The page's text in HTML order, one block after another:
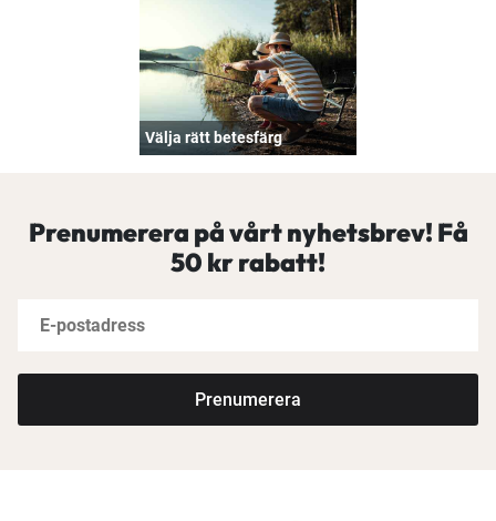
Välja rätt betesfärg
Prenumerera på vårt nyhetsbrev! Få
50 kr rabatt!
Prenumerera